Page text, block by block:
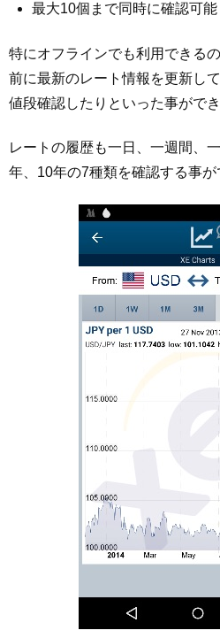
最大10個まで同時に確認可能
特にオフラインでも利用できる
前に最新のレート情報を更新し
値段確認したりといった事ができ
レートの履歴も一日、一週間、
年、10年の7種類を確認する事が